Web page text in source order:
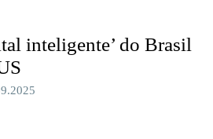
inteligente’ do Brasil